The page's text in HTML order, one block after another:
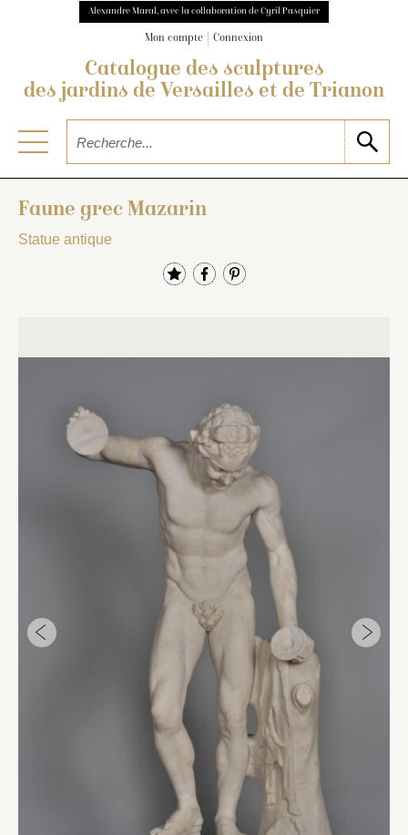
Alexandre Maral, avec la collaboration de Cyril Pasquier
Mon compte Connexion
Catalogue des sculptures
des jardins de Versailles et de Trianon
Faune grec Mazarin
Statue antique